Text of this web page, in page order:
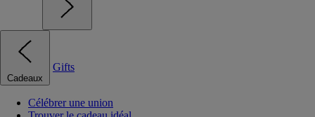
Cadeaux
Gifts
Célébrer une union